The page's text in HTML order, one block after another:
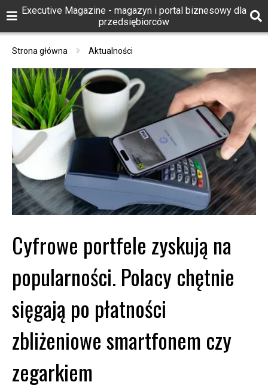
Executive Magazine - magazyn i portal biznesowy dla
przedsiębiorców
Strona główna Aktualności
Cyfrowe portfele zyskują na
popularności. Polacy chętnie
sięgają po płatności
zbliżeniowe smartfonem czy
zegarkiem